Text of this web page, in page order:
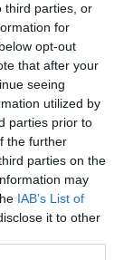
third parties, or
for
opt-out
that after your
seeing
utilized by
parties prior to
the further
parties on the
may
IAB’s List of
it to other